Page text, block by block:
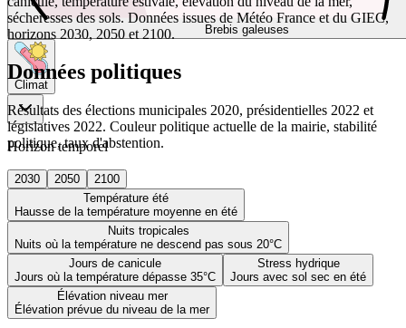
Brebis galeuses
Climat
Horizon temporel
2030 2050
2100
Température été
Hausse de la température moyenne en été
Nuits tropicales
Nuits où la température ne descend pas sous 20°C
Jours de canicule
Jours où la température dépasse 35°C
Stress hydrique
Jours avec sol sec en été
Élévation niveau mer
Élévation prévue du niveau de la mer
sécheresses des sols. Données issues de Météo France et du GIEC,
horizons 2030, 2050 et 2100.
Données politiques
Résultats des élections municipales 2020, présidentielles 2022 et
législatives 2022. Couleur politique actuelle de la mairie, stabilité
politique, taux d'abstention.